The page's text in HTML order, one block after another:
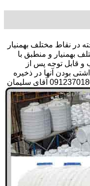
نقاط مختلف بهمنیار
بهمنیار و منطبق با
و قابل توجه پس از
بودن آنها در ذخیره
سازی آب آشامیدنی و سالم برای مدت زیاد و قیمت متعادل و مناسب و همچنین سرمایه گذاری در امور شبکه های آبرسانی مشتریان در همه نقاط بهمنیار مخازنی را معرفی نماید.09123701807 آقای سلیمان